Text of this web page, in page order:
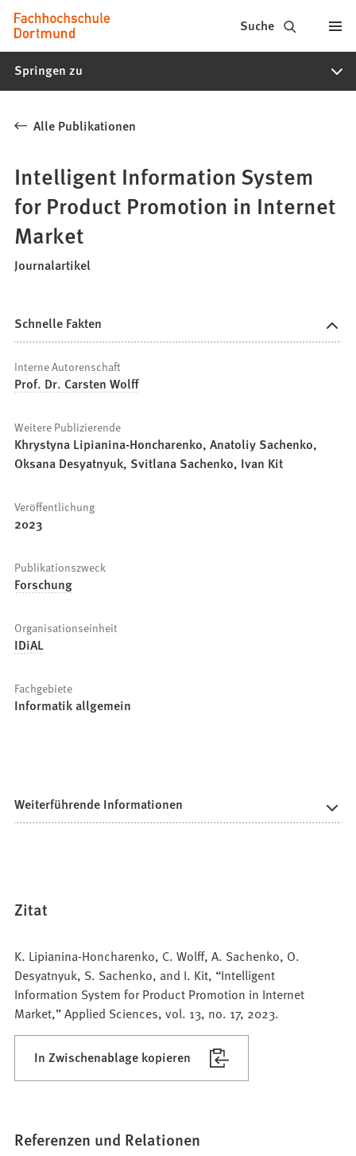
Inhalt anspringen
Fachhochschule
Dortmund
-
Studiengänge,
Bewerbung
Suche
Springen zu
Alle Publikationen
Intelligent Information System
for Product Promotion in Internet
Market
Journalartikel
Schnelle Fakten
Interne Autorenschaft
Prof. Dr. Carsten Wolff
Weitere Publizierende
Khrystyna Lipianina-Honcharenko, Anatoliy Sachenko,
Oksana Desyatnyuk, Svitlana Sachenko, Ivan Kit
Veröffentlichung
2023
Publikationszweck
Forschung
Organisationseinheit
IDiAL
Fachgebiete
Informatik allgemein
Weiterführende Informationen
Zitat
K. Lipianina-Honcharenko, C. Wolff, A. Sachenko, O.
Desyatnyuk, S. Sachenko, and I. Kit, “Intelligent
Information System for Product Promotion in Internet
Market,” Applied Sciences, vol. 13, no. 17, 2023.
In Zwischenablage kopieren
Referenzen und Relationen